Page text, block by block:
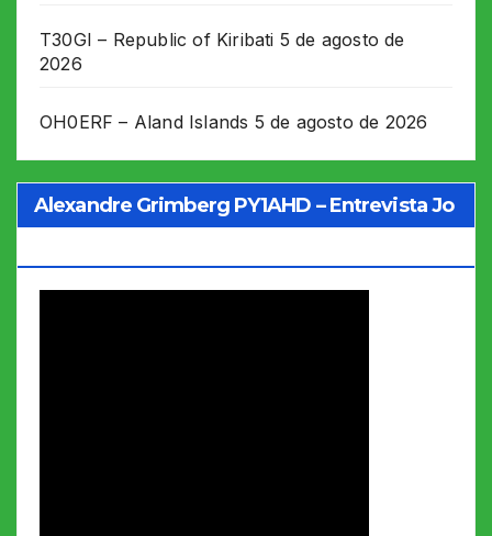
T30GI – Republic of Kiribati 5 de agosto de
2026
OH0ERF – Aland Islands 5 de agosto de 2026
Alexandre Grimberg PY1AHD – Entrevista Jo